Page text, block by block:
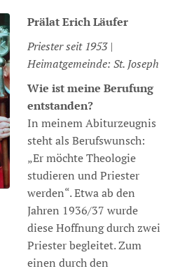
PrälatErichLäufer
Priester seit 1953 |
Heimatgemeinde: St. Joseph
Wie ist meine Berufung
entstanden?
In meinem Abiturzeugnis
steht als Berufswunsch:
„Er möchte Theologie
studieren und Priester
werden“. Etwa ab den
Jahren 1936/37 wurde
diese Hoffnung durch zwei
Priester begleitet. Zum
einen durch den